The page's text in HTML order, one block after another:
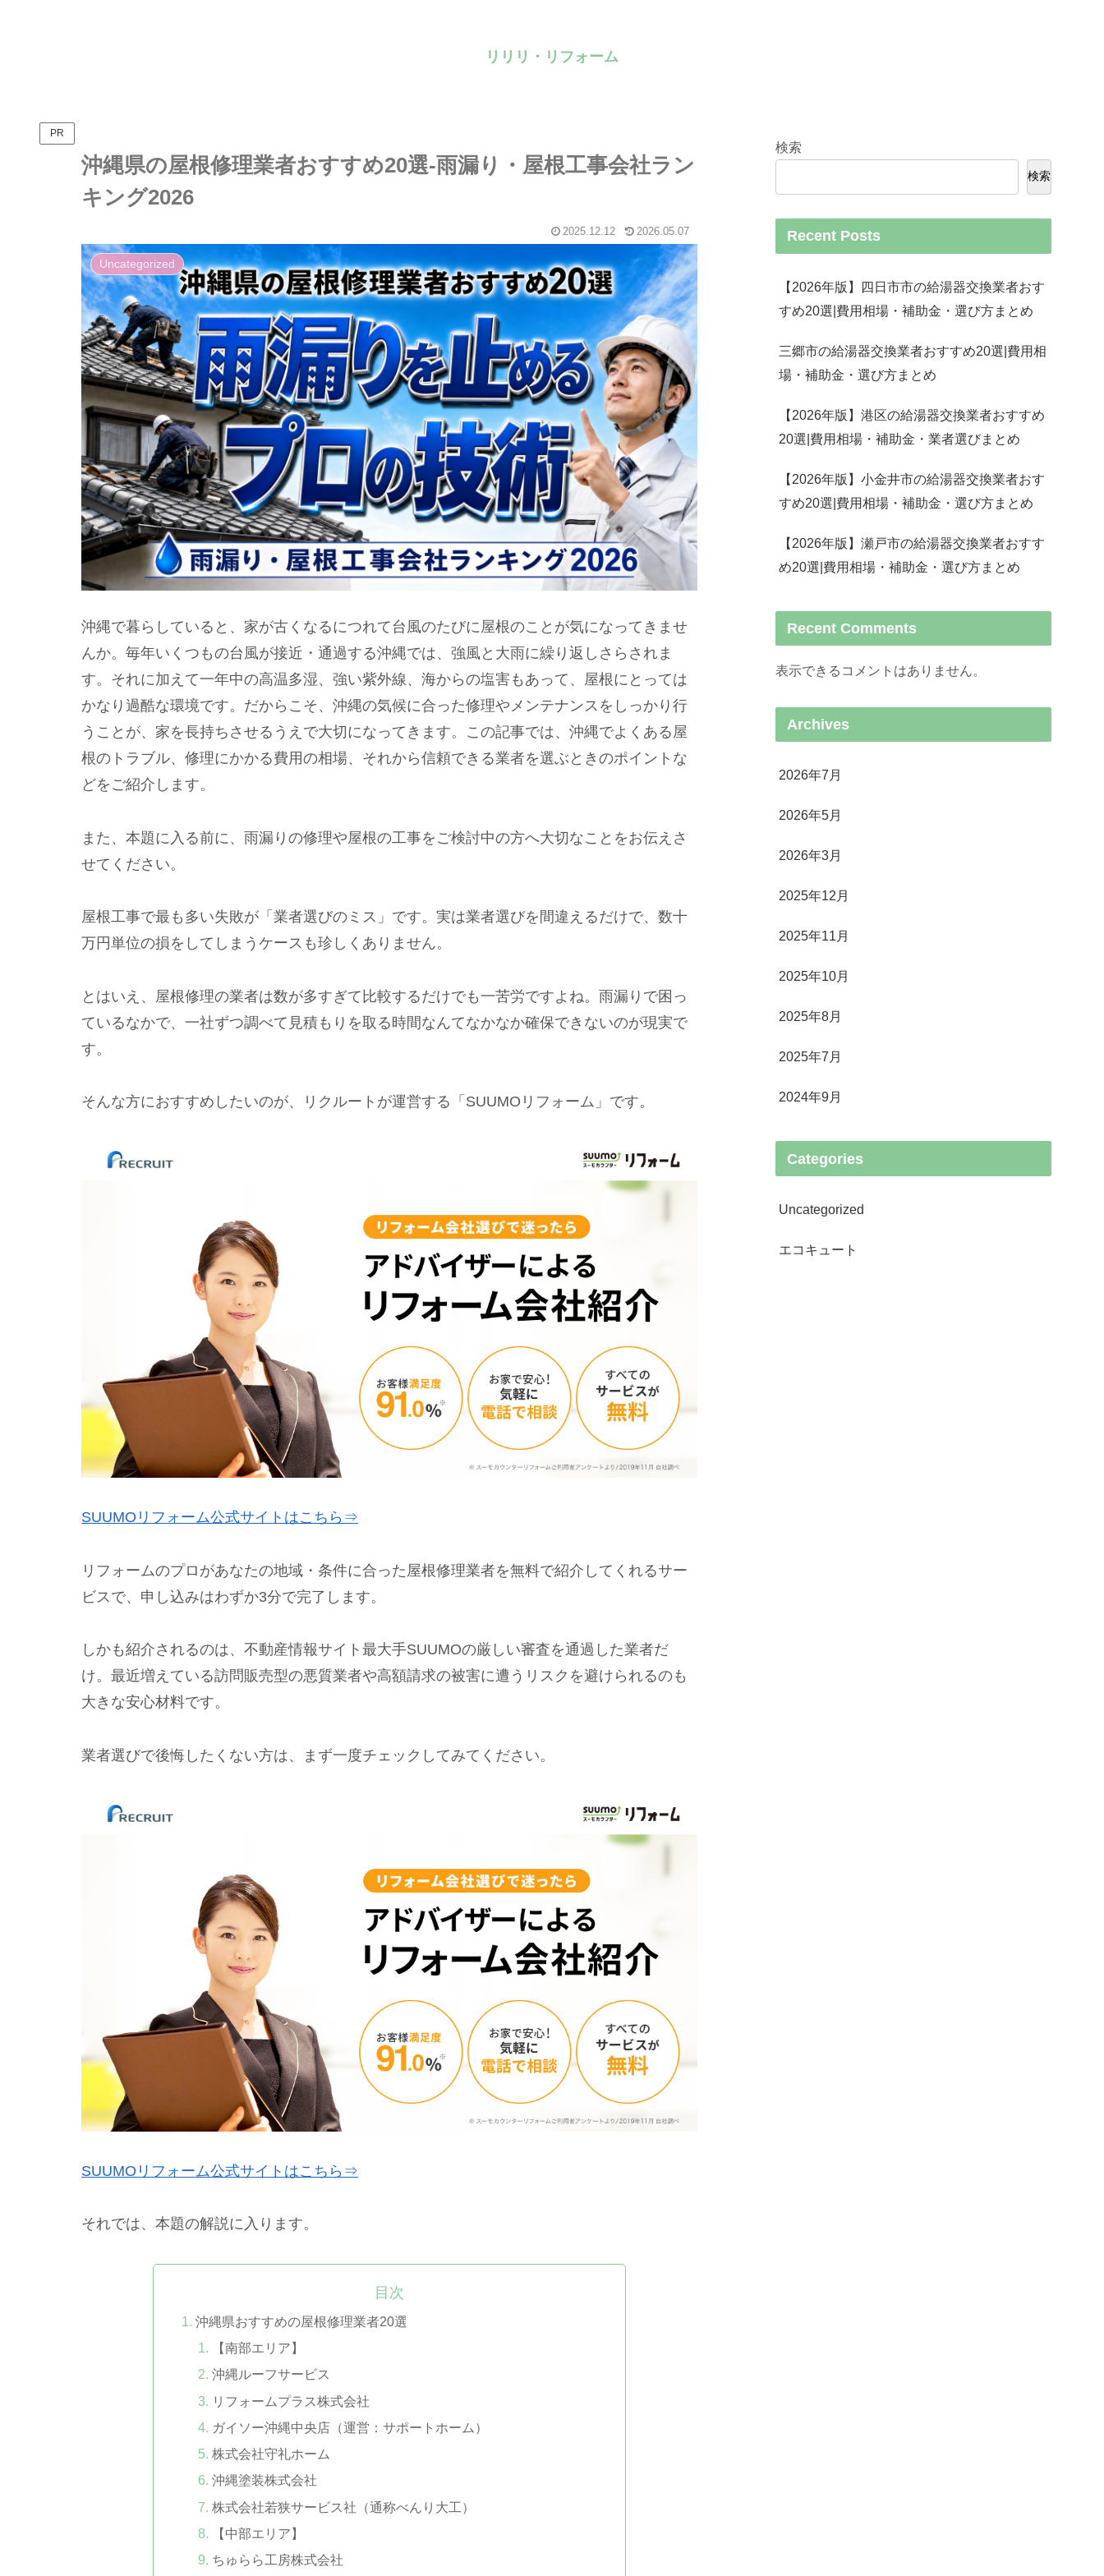
リリリ・リフォーム
PR
沖縄県の屋根修理業者おすすめ20選-雨漏り・屋根工事会社ラン
キング2026
2025.12.12 2026.05.07
Uncategorized
沖縄で暮らしていると、家が古くなるにつれて台風のたびに屋根のことが気になってきませ
んか。毎年いくつもの台風が接近・通過する沖縄では、強風と大雨に繰り返しさらされま
す。それに加えて一年中の高温多湿、強い紫外線、海からの塩害もあって、屋根にとっては
かなり過酷な環境です。だからこそ、沖縄の気候に合った修理やメンテナンスをしっかり行
うことが、家を長持ちさせるうえで大切になってきます。この記事では、沖縄でよくある屋
根のトラブル、修理にかかる費用の相場、それから信頼できる業者を選ぶときのポイントな
どをご紹介します。
また、本題に入る前に、雨漏りの修理や屋根の工事をご検討中の方へ大切なことをお伝えさ
せてください。
屋根工事で最も多い失敗が「業者選びのミス」です。実は業者選びを間違えるだけで、数十
万円単位の損をしてしまうケースも珍しくありません。
とはいえ、屋根修理の業者は数が多すぎて比較するだけでも一苦労ですよね。雨漏りで困っ
ているなかで、一社ずつ調べて見積もりを取る時間なんてなかなか確保できないのが現実で
す。
そんな方におすすめしたいのが、リクルートが運営する「SUUMOリフォーム」です。
SUUMOリフォーム公式サイトはこちら⇒
リフォームのプロがあなたの地域・条件に合った屋根修理業者を無料で紹介してくれるサー
ビスで、申し込みはわずか3分で完了します。
しかも紹介されるのは、不動産情報サイト最大手SUUMOの厳しい審査を通過した業者だ
け。最近増えている訪問販売型の悪質業者や高額請求の被害に遭うリスクを避けられるのも
大きな安心材料です。
業者選びで後悔したくない方は、まず一度チェックしてみてください。
SUUMOリフォーム公式サイトはこちら⇒
それでは、本題の解説に入ります。
目次
沖縄県おすすめの屋根修理業者20選
【南部エリア】
沖縄ルーフサービス
リフォームプラス株式会社
ガイソー沖縄中央店（運営：サポートホーム）
株式会社守礼ホーム
沖縄塗装株式会社
株式会社若狭サービス社（通称べんり大工）
【中部エリア】
ちゅらら工房株式会社
検索
検索
Recent Posts
【2026年版】四日市市の給湯器交換業者おす
すめ20選|費用相場・補助金・選び方まとめ
三郷市の給湯器交換業者おすすめ20選|費用相
場・補助金・選び方まとめ
【2026年版】港区の給湯器交換業者おすすめ
20選|費用相場・補助金・業者選びまとめ
【2026年版】小金井市の給湯器交換業者おす
すめ20選|費用相場・補助金・選び方まとめ
【2026年版】瀬戸市の給湯器交換業者おすす
め20選|費用相場・補助金・選び方まとめ
Recent Comments
表示できるコメントはありません。
Archives
2026年7月
2026年5月
2026年3月
2025年12月
2025年11月
2025年10月
2025年8月
2025年7月
2024年9月
Categories
Uncategorized
エコキュート